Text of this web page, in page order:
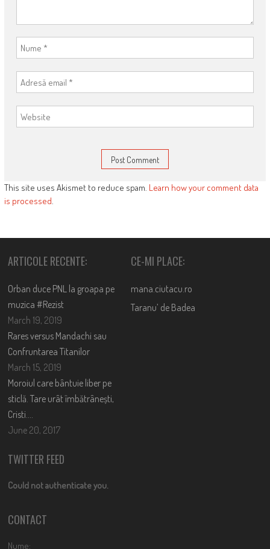
This site uses Akismet to reduce spam. Learn how your comment data
is processed.
ARTICOLE RECENTE:
Orban duce PNL la groapa pe
muzica #Rezist
March 19, 2019
Rares versus Mandachi sau
Confruntarea Titanilor
March 15, 2019
Moroiul care bântuie liber pe
sticlă. Tare urât îmbătrânești,
Cristi….
June 20, 2017
CE-MI PLACE:
mana.ciutacu.ro
Taranu’ de Badea
TWITTER FEED
Could not authenticate you.
CONTACT
Nume: